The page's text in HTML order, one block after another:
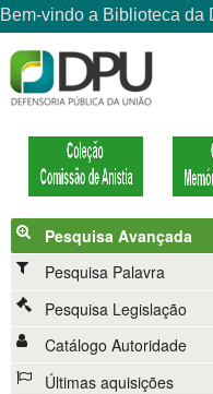
Pesquisa Avançada
Pesquisa Palavra
Pesquisa Legislação
Catálogo Autoridade
Últimas aquisições